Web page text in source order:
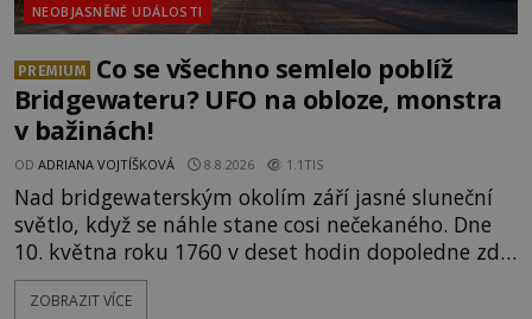
NEOBJASNĚNÉ UDÁLOSTI
PREMIUM
Co se všechno semlelo poblíž
Bridgewateru? UFO na obloze, monstra
v bažinách!
OD ADRIANA VOJTÍŠKOVÁ 8.8.2026 1.1TIS
Nad bridgewaterským okolím září jasné sluneční
světlo, když se náhle stane cosi nečekaného. Dne
10. května roku 1760 v deset hodin dopoledne zde
dojde k vůbec prvnímu historicky doloženému
přeletu UFO. Podle záznamů vyzařuje takové
ZOBRAZIT VÍCE